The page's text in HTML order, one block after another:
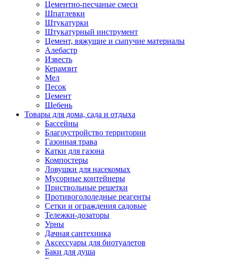
Цементно-песчаные смеси
Шпатлевки
Штукатурки
Штукатурный инструмент
Цемент, вяжущие и сыпучие материалы
Алебастр
Известь
Керамзит
Мел
Песок
Цемент
Щебень
Товары для дома, сада и отдыха
Бассейны
Благоустройство территории
Газонная трава
Катки для газона
Компостеры
Ловушки для насекомых
Мусорные контейнеры
Приствольные решетки
Противогололедные реагенты
Сетки и ограждения садовые
Тележки-дозаторы
Урны
Дачная сантехника
Аксессуары для биотуалетов
Баки для душа